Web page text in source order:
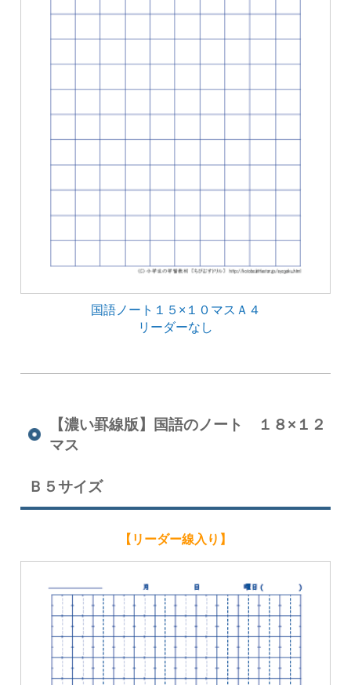
国語ノート１５×１０マスＡ４
リーダーなし
【濃い罫線版】国語のノート １８×１２
マス
Ｂ５サイズ
【リーダー線入り】